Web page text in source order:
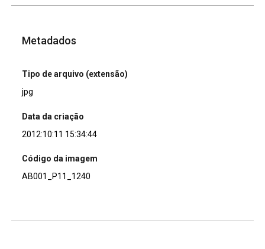
Metadados
Tipo de arquivo (extensão)
jpg
Data da criação
2012:10:11 15:34:44
Código da imagem
AB001_P11_1240